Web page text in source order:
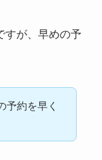
すが、早めの予
予約を早く